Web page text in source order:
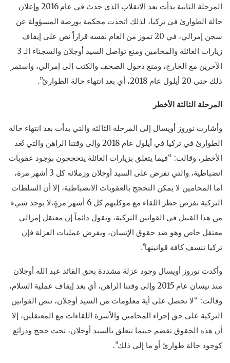
المرحلة الثانية بدأت بعد الانقلاب الذي حدث في عام 2016 وإعلان
حالة الطوارئ في تركيا، لذلك اتخذت محكمة بورصة المسؤولة عن
سجن إمرالي، في 20 تموز من العام نفسه قراراً نص على إيقاف
زيارات العائلة والمحامين ومنع تواصل السيد أوجلان والسجناء الـ 3
الآخرين مع الخارج، ومنع دخول الصحف والكتب إلى إمرالي، واستمر
ذلك حتى 20 أيلول عام 2018، أي بعد انتهاء حالة الطوارئ”.
المرحلة الثالثة الأخطر
وأشارت نوروز أويسال إلى المرحلة الثالثة والتي بدأت بعد انتهاء حالة
الطوارئ في تركيا في أيلول عام 2018 وإلى وقتنا الراهن والتي تُعد
الأخطر، وقالت: “فيما يتعلق بزيارات العائلة يتحججون بوجود عقوبات
انضباطية، والتي تفرض على السيد أوجلان وزملائه كل 3 أشهر مرة،
أما المحامين لا يمكن التحجج بالعقوبات الانضباطية، إلا أن السلطات
التركية تفرض حظر اللقاء مع موكليهم كل 6 أشهر مرةٍ،لا يوجد شيء
من هذا القبيل في القوانين التركية، ونقول دائماً إن معتقل إمرالي
معتقل خاص وهو ضد حقوق الإنسان، وبفرض عمليات العزلة فإن
تركيا تنسف كافة قوانينها”.
وأكدت نوروز أويسال وجود عزلة مشددة بحق القائد عبد الله أوجلان
منذ نيسان عام 2015 وإلى وقتنا الراهن، أي بعد إيقاف عملية السلام،
وقالت: “لا نحصل على أية معلومات من السيد أوجلان، تنص القوانين
التركية على حق إجراء المحامين والأسرة اللقاءات مع المعتقلين، إلا
أن هذه الحقوق تقضم حينما تتعلق بالسيد أوجلان، تحت حجج وذرائع
كوجود حالة طوارئ أو ما إلى ذلك”.